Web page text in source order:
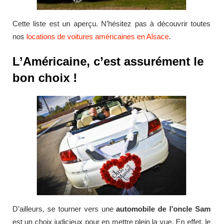
Cette liste est un aperçu. N’hésitez pas à découvrir toutes
nos locations de voitures américaines en Alsace.
L’Américaine, c’est assurément le
bon choix !
D’ailleurs, se tourner vers uneautomobile de l’oncle Sam
est un choix judicieux pour en mettre plein la vue. En effet, le